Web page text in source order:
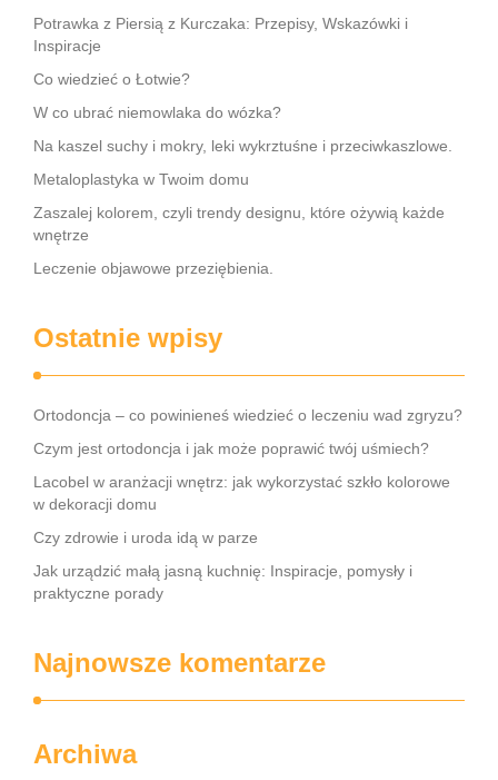
Potrawka z Piersią z Kurczaka: Przepisy, Wskazówki i
Inspiracje
Co wiedzieć o Łotwie?
W co ubrać niemowlaka do wózka?
Na kaszel suchy i mokry, leki wykrztuśne i przeciwkaszlowe.
Metaloplastyka w Twoim domu
Zaszalej kolorem, czyli trendy designu, które ożywią każde
wnętrze
Leczenie objawowe przeziębienia.
Ostatnie wpisy
Ortodoncja – co powinieneś wiedzieć o leczeniu wad zgryzu?
Czym jest ortodoncja i jak może poprawić twój uśmiech?
Lacobel w aranżacji wnętrz: jak wykorzystać szkło kolorowe
w dekoracji domu
Czy zdrowie i uroda idą w parze
Jak urządzić małą jasną kuchnię: Inspiracje, pomysły i
praktyczne porady
Najnowsze komentarze
Archiwa